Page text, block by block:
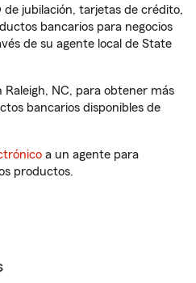
jubilación, tarjetas de crédito,
bancarios para negocios
de su agente local de State
Raleigh, NC, para obtener más
bancarios disponibles de
a un agente para
productos.